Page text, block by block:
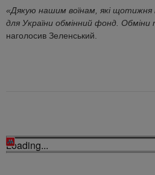
«Дякую нашим воїнам, які
для України обмінний фонд.
наголосив Зеленський.
Loading...